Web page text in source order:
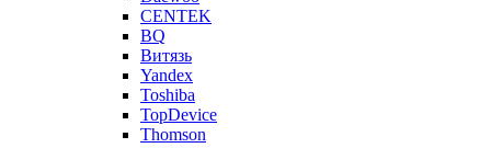
CENTEK
BQ
Витязь
Yandex
Toshiba
TopDevice
Thomson